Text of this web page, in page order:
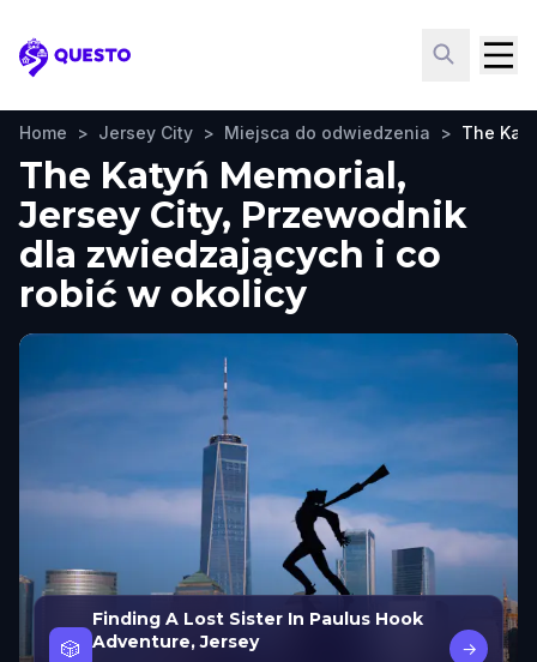
Questo
Home > Jersey City > Miejsca do odwiedzenia > The
The Katyń Memorial,
Jersey City, Przewodnik
dla zwiedzających i co
robić w okolicy
🎲
Finding A Lost Sister In Paulus Hook
Adventure, Jersey
→